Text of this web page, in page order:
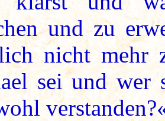
und zu
nicht mehr
sei und